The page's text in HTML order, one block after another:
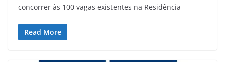
concorrer às 100 vagas existentes na Residência
Read More